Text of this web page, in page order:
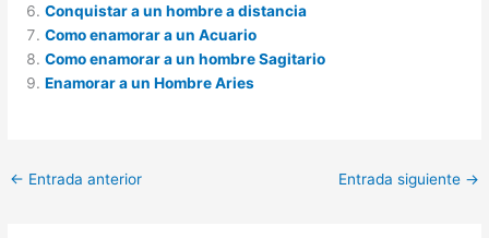
Conquistar a un hombre a distancia
Como enamorar a un Acuario
Como enamorar a un hombre Sagitario
Enamorar a un Hombre Aries
← Entrada anterior Entrada siguiente →